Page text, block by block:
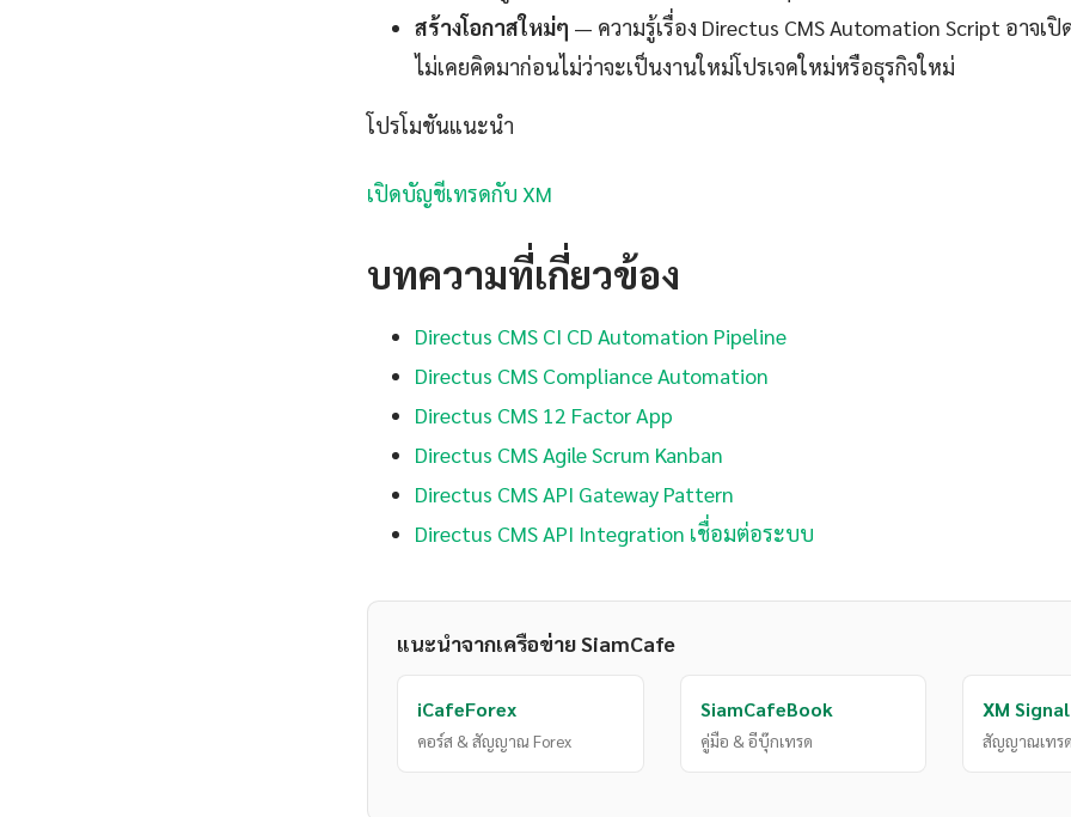
สร้างโอกาสใหม่ๆ — ความรู้เรื่อง Directus CMS Automation Script อาจเ
ไม่เคยคิดมาก่อนไม่ว่าจะเป็นงานใหม่โปรเจคใหม่หรือธุรกิจใหม่
โปรโมชันแนะนำ
เปิดบัญชีเทรดกับ XM
บทความที่เกี่ยวข้อง
Directus CMS CI CD Automation Pipeline
Directus CMS Compliance Automation
Directus CMS 12 Factor App
Directus CMS Agile Scrum Kanban
Directus CMS API Gateway Pattern
Directus CMS API Integration เชื่อมต่อระบบ
แนะนำจากเครือข่าย SiamCafe
iCafeForex
คอร์ส & สัญญาณ Forex
SiamCafeBook
คู่มือ & อีบุ๊กเทรด
XM Signal
สัญญาณเทร